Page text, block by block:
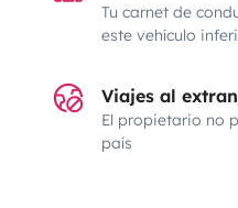
Tu carnet de
este vehículo
Viajes al
El propietario no
país